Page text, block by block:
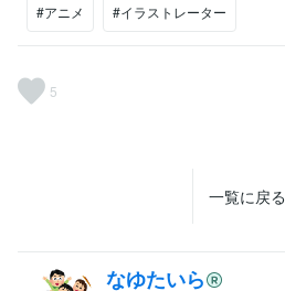
#アニメ #イラストレーター
5
一覧に戻る
なゆたいら